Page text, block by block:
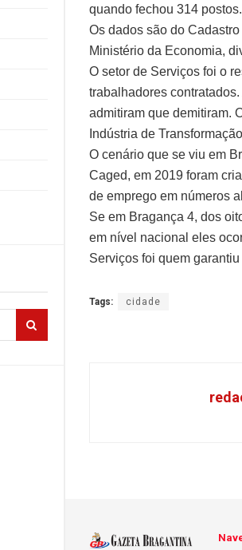
quando fechou 314 postos.
Os dados são do
Ministério da Economia,
O setor de Serviços foi o
trabalhadores
admitiram que demitiram.
Indústria de
O cenário que se viu em
Caged, em 2019 foram
de emprego em números
Se em Bragança 4, dos
em nível nacional eles
Serviços foi quem
Tags: cidade